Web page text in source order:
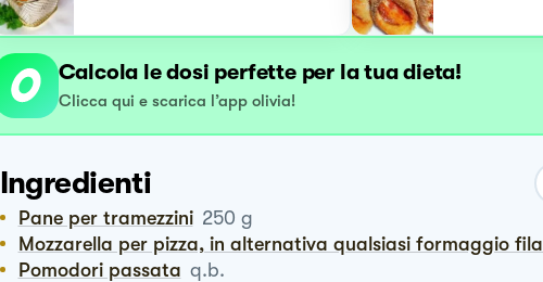
Calcola le dosi perfette per la tua dieta!
Clicca qui e scarica l’app olivia!
Ingredienti
Pane per tramezzini 250 g
Mozzarella per pizza, in alternativa qualsiasi formaggio
Pomodori passata q.b.